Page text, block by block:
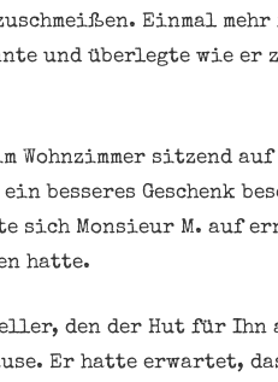
Einmal
und überlegte wie er
Wohnzimmer sitzend
besseres Geschenk
sich Monsieur M. auf
hatte.
den der Hut für Ihn
Er hatte erwartet,